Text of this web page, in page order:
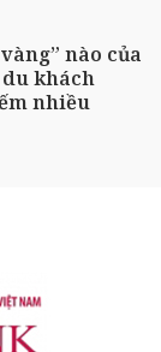
nào của
khách
nhiều